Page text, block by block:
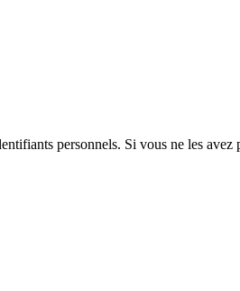
personnels. Si vous ne les